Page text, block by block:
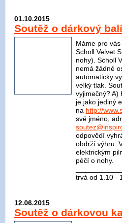
01.10.2015
Soutěž o dárkový
Máme pro
Scholl Velvet
nohy). Scholl
nemá žádné
automaticky
velký tlak.
vyjimečný? A)
je jako jediný
na http://
své jméno,
odpovědí
obdrží výhru.
elektrickým
péčí o nohy.
trvá od 1.10 -
12.06.2015
Soutěž o dárkovou